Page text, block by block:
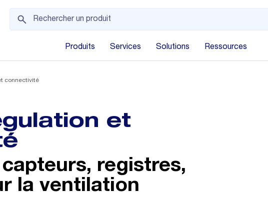
Produits Services Solutions Ressources
connectivité
et
registres,
la ventilation